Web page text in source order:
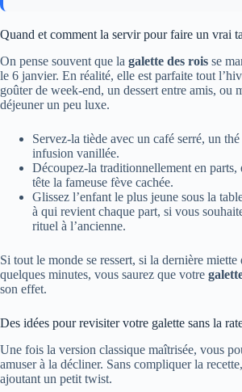
Quand et comment la servir pour faire un vrai
On pense souvent que la galette des rois se
le 6 janvier. En réalité, elle est parfaite tout
goûter de week-end, un dessert entre amis, ou
déjeuner un peu luxe.
Servez-la tiède avec un café serré, un
infusion vanillée.
Découpez-la traditionnellement en parts,
tête la fameuse fève cachée.
Glissez l’enfant le plus jeune sous la
à qui revient chaque part, si vous
rituel à l’ancienne.
Si tout le monde se ressert, si la dernière miette
quelques minutes, vous saurez que votre
son effet.
Des idées pour revisiter votre galette sans la
Une fois la version classique maîtrisée, vous
amuser à la décliner. Sans compliquer la
ajoutant un petit twist.